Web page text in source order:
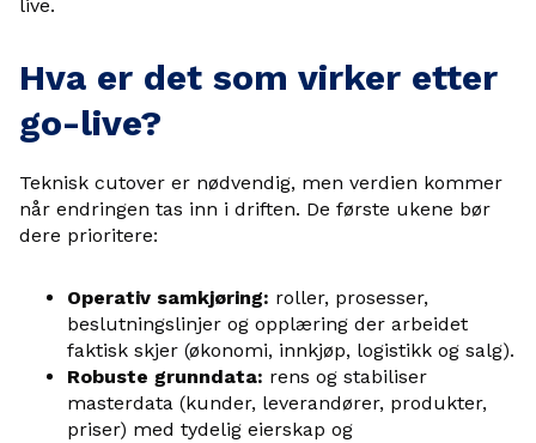
live.
Hva er det som virker etter
go-live?
Teknisk cutover er nødvendig, men verdien kommer
når endringen tas inn i driften. De første ukene bør
dere prioritere:
Operativ samkjøring: roller, prosesser,
beslutningslinjer og opplæring der arbeidet
faktisk skjer (økonomi, innkjøp, logistikk og salg).
Robuste grunndata: rens og stabiliser
masterdata (kunder, leverandører, produkter,
priser) med tydelig eierskap og